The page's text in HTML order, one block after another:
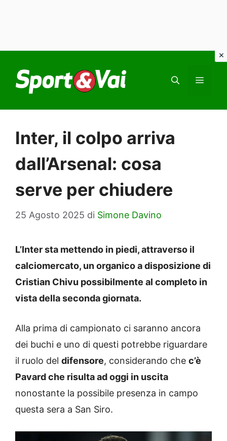
contenuto
Inter, il colpo arriva
dall’Arsenal: cosa
serve per chiudere
25 Agosto 2025 di Simone Davino
L’Inter sta mettendo in piedi, attraverso il
calciomercato, un organico a disposizione di
Cristian Chivu possibilmente al completo in
vista della seconda giornata.
Alla prima di campionato ci saranno ancora
dei buchi e uno di questi potrebbe riguardare
il ruolo del difensore, considerando che c’è
Pavard che risulta ad oggi in uscita
nonostante la possibile presenza in campo
questa sera a San Siro.